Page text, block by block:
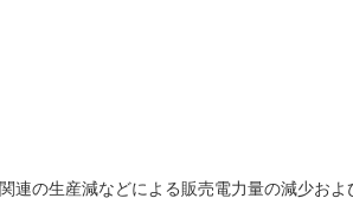
連の生産減などによる販売電力量の減少およ